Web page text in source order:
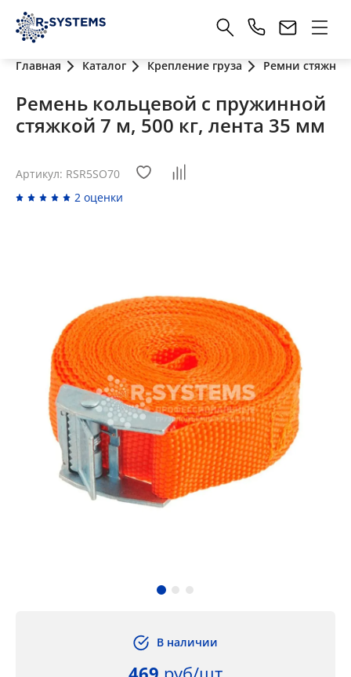
Главная Каталог Крепление груза Ремни стяжные
Ремень кольцевой с пружинной
стяжкой 7 м, 500 кг, лента 35 мм
Артикул: RSR5SO70
2 оценки
В наличии